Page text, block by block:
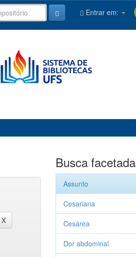
Entrar em:
Busca facetada
Assunto
Cesariana
Cesárea
Dor abdominal